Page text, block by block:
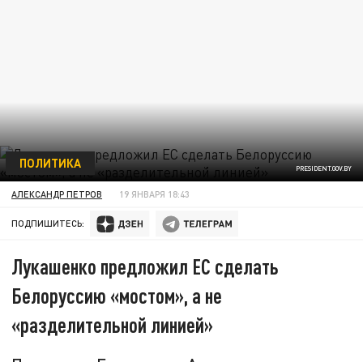
PRESIDENT.GOV.BY
ПОЛИТИКА
АЛЕКСАНДР ПЕТРОВ 19 ЯНВАРЯ 18:43
ПОДПИШИТЕСЬ:
Лукашенко предложил ЕС сделать
Белоруссию «мостом», а не
«разделительной линией»